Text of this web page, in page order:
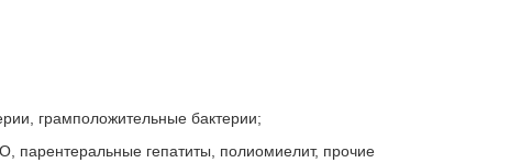
грамположительные бактерии;
парентеральные гепатиты, полиомиелит, прочие